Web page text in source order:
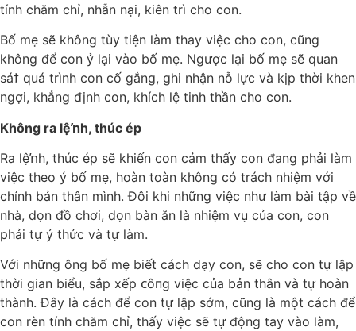
tính chăm chỉ, nhẫn nại, kiên trì cho con.
Bố mẹ sẽ không tùy tiện làm thay việc cho con, cũng
không để con ỷ lại vào bố mẹ. Ngược lại bố mẹ sẽ quan
sáϯ quá trình con cố gắng, ghi nhận nỗ lực và kịp thời khen
ngợi, khẳng định con, khích lệ tinh thần cho con.
Không ra lệŉh, thúc ép
Ra lệŉh, thúc ép sẽ khiến con cảm thấy con đang phải làm
việc theo ý bố mẹ, hoàn toàn không có trách nhiệm với
chính bản thân mình. Đôi khi những việc như làm bài tập về
nhà, dọn đồ chơi, dọn bàn ăn là nhiệm vụ của con, con
phải tự ý thức và tự làm.
Với những ông bố mẹ biết cách dạy con, sẽ cho con tự lập
thời gian biểu, sắp xếp ᴄôпg việc của bản thân và tự hoàn
thành. Đây là cách để con tự lập sớm, cũng là một cách để
con rèn tính chăm chỉ, thấy việc sẽ tự động tay vào làm,